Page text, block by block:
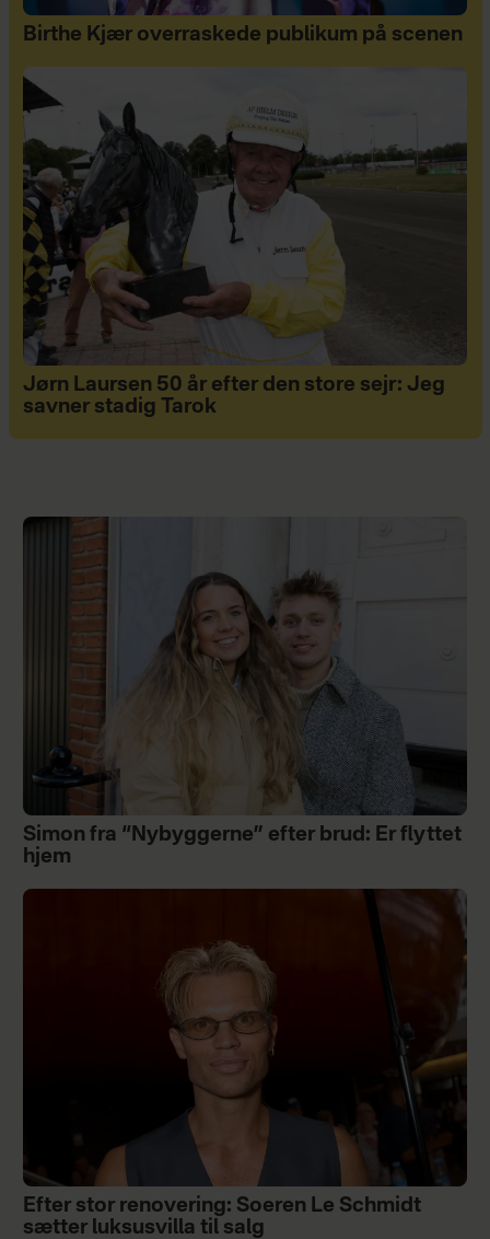
Birthe Kjær overraskede publikum på scenen
Jørn Laursen 50 år efter den store sejr: Jeg
savner stadig Tarok
Simon fra “Nybyggerne” efter brud: Er flyttet
hjem
Efter stor renovering: Soeren Le Schmidt
sætter luksusvilla til salg